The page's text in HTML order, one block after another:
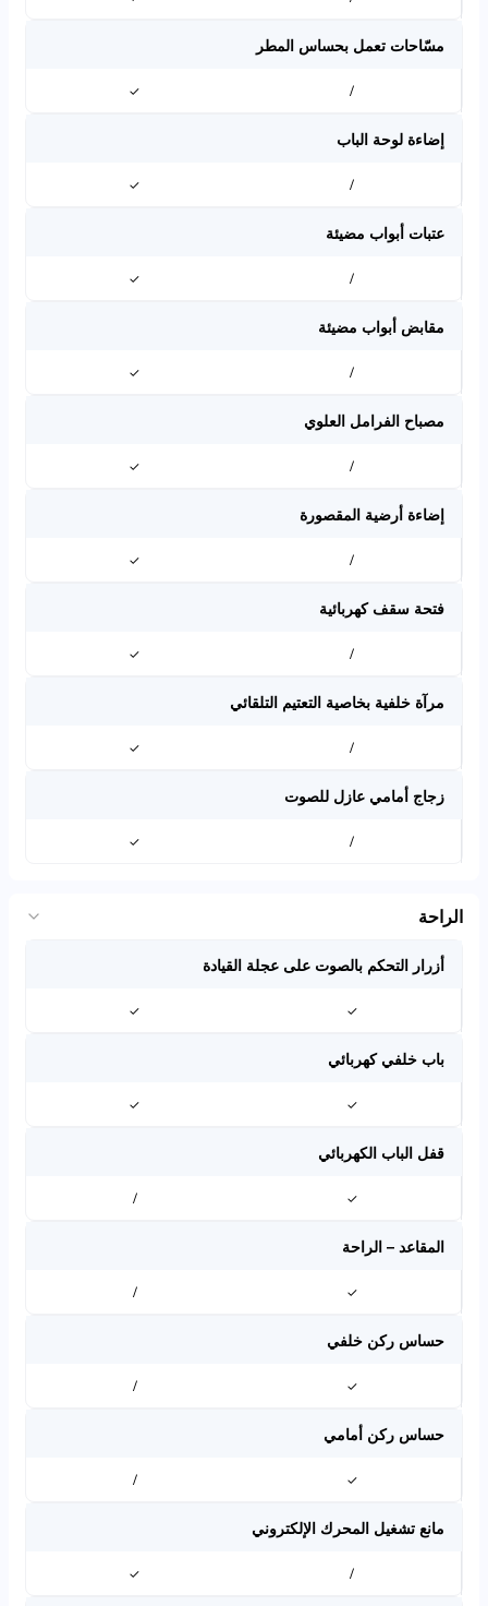
مسّاحات تعمل بحساس المطر
/
✓
إضاءة لوحة الباب
/
✓
عتبات أبواب مضيئة
/
✓
مقابض أبواب مضيئة
/
✓
مصباح الفرامل العلوي
/
✓
إضاءة أرضية المقصورة
/
✓
فتحة سقف كهربائية
/
✓
مرآة خلفية بخاصية التعتيم التلقائي
/
✓
زجاج أمامي عازل للصوت
/
✓
الراحة
أزرار التحكم بالصوت على عجلة القيادة
✓
✓
باب خلفي كهربائي
✓
✓
قفل الباب الكهربائي
✓
/
المقاعد – الراحة
✓
/
حساس ركن خلفي
✓
/
حساس ركن أمامي
✓
/
مانع تشغيل المحرك الإلكتروني
/
✓